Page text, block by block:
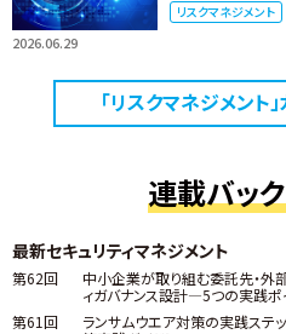
2026.06.29
リスクマネジメント
「リスクマネジメント
連載バッ
最新セキュリティマネジメント
第62回
中小企業が取り組む委託先・外
ィガバナンス設計―5つの実践ポ
第61回
ランサムウエア対策の実践ステ